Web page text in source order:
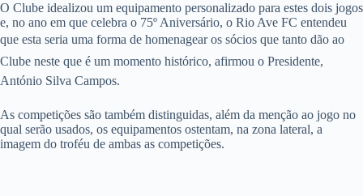
O Clube idealizou um equipamento personalizado para estes dois jogos
e, no ano em que celebra o 75º Aniversário, o Rio Ave FC entendeu
que esta seria uma forma de homenagear os sócios que tanto dão ao
Clube neste que é um momento histórico, afirmou o Presidente,
António Silva Campos.
As competições são também distinguidas, além da menção ao jogo no
qual serão usados, os equipamentos ostentam, na zona lateral, a
imagem do troféu de ambas as competições.